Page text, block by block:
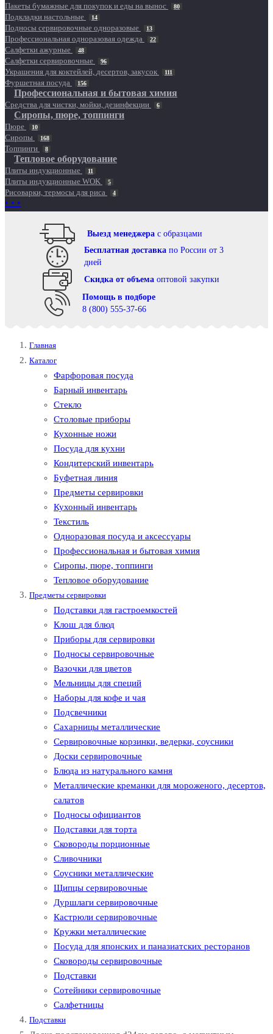
Пакеты бумажные для покупок и еды на вынос 80
Подкладки настольные 14
Подносы сервировочные одноразовые 13
Профессиональная одноразовая одежда 22
Салфетки ажурные 48
Салфетки сервировочные 96
Украшения для коктейлей, десертов, закусок 111
Фуршетная посуда 156
Профессиональная и бытовая химия
Средства для чистки, мойки, дезинфекции 6
Сиропы, пюре, топпинги
Пюре 10
Сиропы 168
Топпинги 8
Тепловое оборудование
Плиты индукционные 11
Плиты индукционные WOK 5
Рисоварки, термосы для риса 4
• • •
Выезд менеджера с образцами
Бесплатная доставка по России от 3
дней
Cкидка от объема оптовой закупки
Помощь в подборе
8 (800) 555-37-66
Главная
Каталог
Фарфоровая посуда
Барный инвентарь
Стекло
Столовые приборы
Кухонные ножи
Посуда для кухни
Кондитерский инвентарь
Буфетная линия
Предметы сервировки
Кухонный инвентарь
Текстиль
Одноразовая посуда и аксессуары
Профессиональная и бытовая химия
Сиропы, пюре, топпинги
Тепловое оборудование
Предметы сервировки
Подставки для гастроемкостей
Клош для блюд
Приборы для сервировки
Подносы сервировочные
Вазочки для цветов
Мельницы для специй
Наборы для кофе и чая
Подсвечники
Сахарницы металлические
Сервировочные корзинки, ведерки, соусники
Доски сервировочные
Блюда из натурального камня
Металлические креманки для мороженого, десертов,
салатов
Подносы официантов
Подставки для торта
Сковороды порционные
Сливочники
Соусники металлические
Щипцы сервировочные
Дуршлаги сервировочные
Кастрюли сервировочные
Кружки металлические
Посуда для японских и паназиатских ресторанов
Сковороды сервировочные
Подставки
Сотейники сервировочные
Салфетницы
Подставки